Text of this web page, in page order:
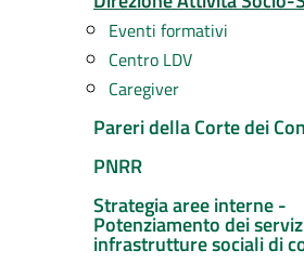
Eventi formativi
Centro LDV
Caregiver
Pareri della Corte dei
PNRR
Strategia aree interne -
Potenziamento dei
infrastrutture sociali di